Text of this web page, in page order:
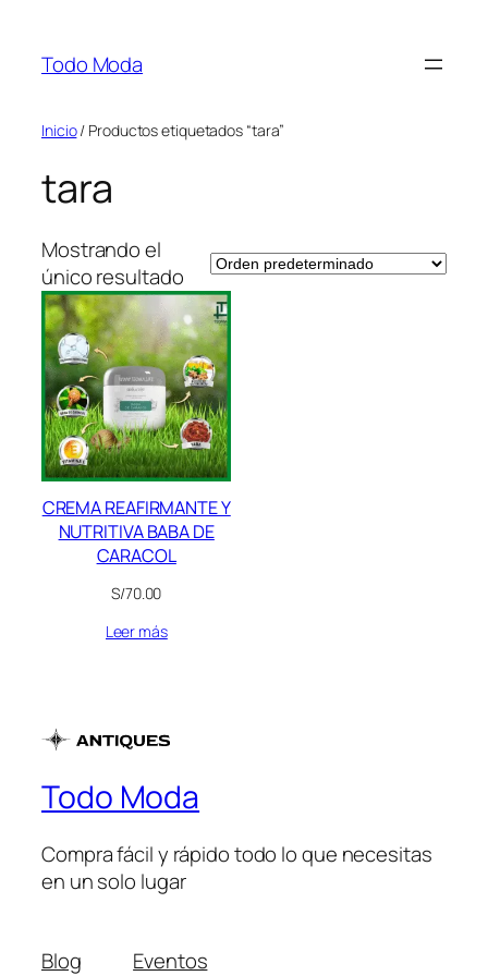
contenido
Todo Moda
Inicio/ Productos etiquetados “tara”
tara
Mostrando el
único resultado
CREMA REAFIRMANTE Y
NUTRITIVA BABA DE
CARACOL
S/70.00
Leer más
Todo Moda
Compra fácil y rápido todo lo que necesitas
en un solo lugar
Blog
Eventos